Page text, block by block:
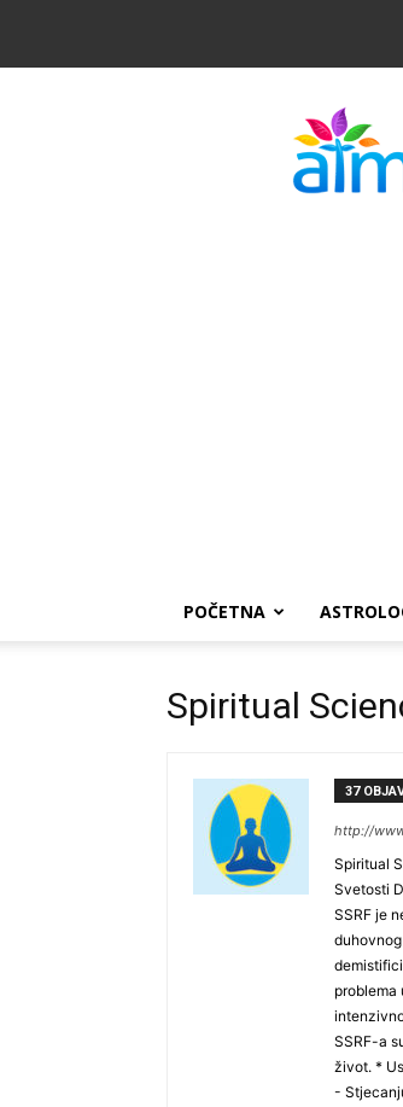
POČETNA
Spiritual
37
http://
Spiritual
Svetosti
SSRF je
problema
SSRF-a​
život. *
-